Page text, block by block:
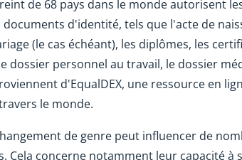
de 68 pays dans le monde autorisent
d'identité, tels que l'acte de
(le cas échéant), les diplômes, les
dossier personnel au travail, le dossier
d'EqualDEX, une ressource en
le monde.
de genre peut influencer de
Cela concerne notamment leur capacité à